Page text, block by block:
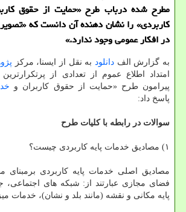
مطرح شده درباب طرح «حمایت از حقوق
کاربردی» را نشان دهنده آن دانست که
در افکار عمومی وجود ندارد.»
به گزارش الف دانلود به نقل از ایسنا، مرکز
امتداد اطلاع عموم از تعدادی از
پیرامون طرح «حمایت از حقوق کاربران و
پاسخ داد:
سوالات در رابطه با کلیات طرح
۱) مصادیق خدمات پایه کاربردی چیست؟
مصادیق اصلی خدمات پایه کاربردی برمبنای
فضای مجازی عبارتند از: شبکه های اجتماعی،
پایه مکانی و نقشه (مانند بلد و نشان)، خدمات